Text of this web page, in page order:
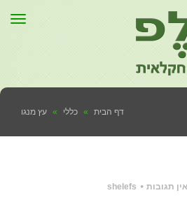
דף הבית » כללי » עץ מנגו
אין תגובות shelefs